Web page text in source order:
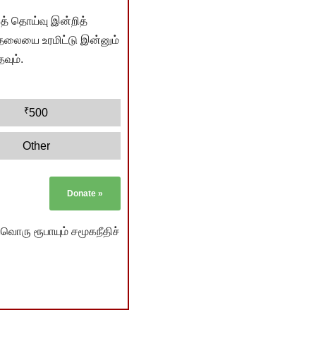
தொய்வு இன்றித்
உரமிட்டு இன்னும்
₹500
Other
Donate »
ரூபாயும் சமூகநீதிச்